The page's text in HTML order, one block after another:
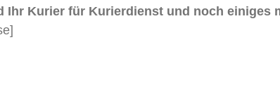
Kurier für Kurierdienst und noch einiges